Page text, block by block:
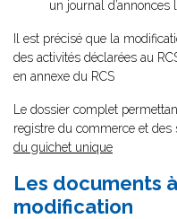
un journal d’annonces
Il est précisé que la
des activités déclarées au
en annexe du RCS
Le dossier complet
registre du commerce et des
du guichet unique
Les documents
modification